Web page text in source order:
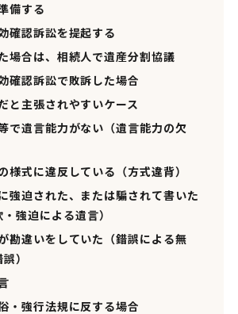
備する
確認訴訟を提起する
場合は、相続人で遺産分割協議
確認訴訟で敗訴した場合
と主張されやすいケース
で遺言能力がない（遺言能力の欠
様式に違反している（方式違背）
強迫された、または騙されて書いた
強迫による遺言）
勘違いをしていた（錯誤による無
）
・強行法規に反する場合